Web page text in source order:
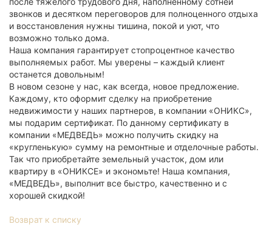
звонков и десятком переговоров для полноценного отдыха
и восстановления нужны тишина, покой и уют, что
возможно только дома.
Наша компания гарантирует стопроцентное качество
выполняемых работ. Мы уверены – каждый клиент
останется довольным!
В новом сезоне у нас, как всегда, новое предложение.
Каждому, кто оформит сделку на приобретение
недвижимости у наших партнеров, в компании «ОНИКС»,
мы подарим сертификат. По данному сертификату в
компании «МЕДВЕДЬ» можно получить скидку на
«кругленькую» сумму на ремонтные и отделочные работы.
Так что приобретайте земельный участок, дом или
квартиру в «ОНИКСЕ» и экономьте! Наша компания,
«МЕДВЕДЬ», выполнит все быстро, качественно и с
хорошей скидкой!
Возврат к списку